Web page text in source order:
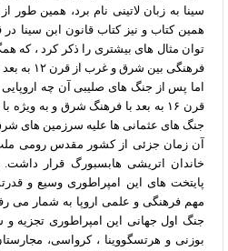
سینا به زبان لاتینی نام برد، همین طور
توان مثال های بیشتری را ذکر کرد ، که
فرهنگی بین شرق و غرب از قرن ۱۲ به بعد است.
اما پس از جنگ های صلیبی آن چه
قرن ۱۶ به بعد با فرهنگ شرق و به
جنگ های عثمانی ها علیه سرزمین های شرق
آن زمان جزئی از کشور مقدس رومی
خاندان اتریشی هابسبورگ قرار
پایتخت های این امپراطوری وسیع و
جنگ اول جهانی این امپراطوری تجزیه
بوزنی و هرتسگووینا ، کرواسی،